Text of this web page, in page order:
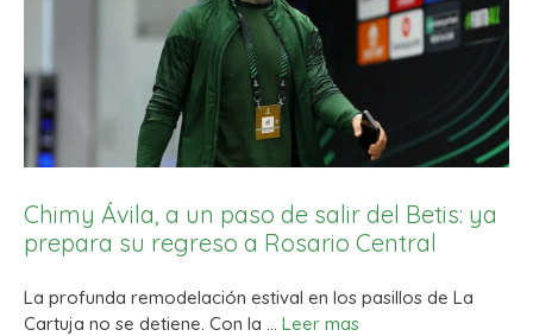
Chimy Ávila, a un paso de salir del Betis: ya
prepara su regreso a Rosario Central
La profunda remodelación estival en los pasillos de La
Cartuja no se detiene. Con la … Leer mas